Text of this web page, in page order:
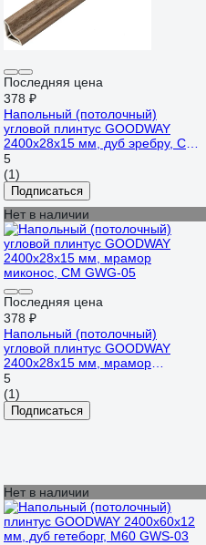
Последняя цена
378 ₽
Напольный (потолочный)
угловой плинтус GOODWAY
2400x28x15 мм, дуб эребру, CM
GWS-04
5
(1)
Подписаться
Нет в наличии
Последняя цена
378 ₽
Напольный (потолочный)
угловой плинтус GOODWAY
2400x28x15 мм, мрамор
миконос, CM GWG-05
5
(1)
Подписаться
Нет в наличии